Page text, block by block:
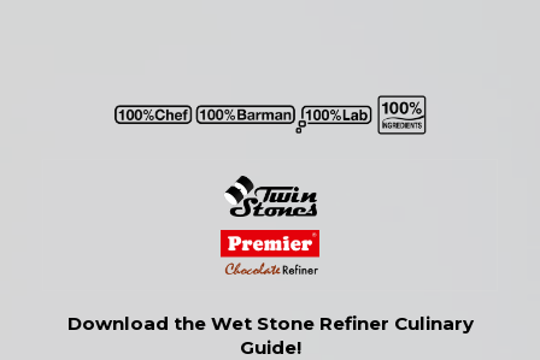
Download the Wet Stone Refiner Culinary
Guide!